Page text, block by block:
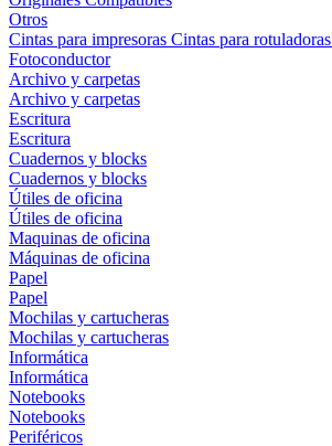
Otros
Cintas para impresoras Cintas para rotuladoras
Fotoconductor
Archivo y carpetas
Archivo y carpetas
Escritura
Escritura
Cuadernos y blocks
Cuadernos y blocks
Útiles de oficina
Útiles de oficina
Maquinas de oficina
Máquinas de oficina
Papel
Papel
Mochilas y cartucheras
Mochilas y cartucheras
Informática
Informática
Notebooks
Notebooks
Periféricos